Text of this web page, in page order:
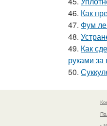
46. Как
47. Фум
48.
49. Как
руками за
50.